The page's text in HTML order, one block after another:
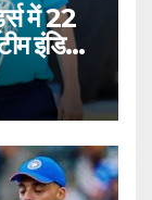
में 22
इंडिया,